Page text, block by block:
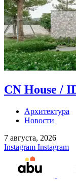
CN House /
Архитектура
Новости
7 августа, 2026
Instagram Instagram